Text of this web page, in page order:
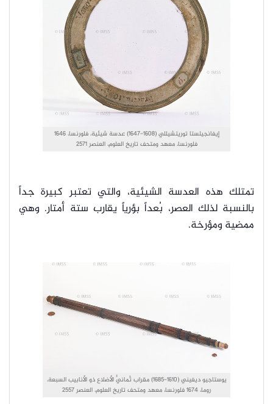
إيفانجيلستا توريتشيللي (1608-1647) عدسة شيئية، فلورنسا، 1646
فلورنسا، معهد ومتحف تاريخ العلوم، العنصر 2571
تمتلك هذه العدسة الشيئية، والتي تعتبر كبيرة جداً
بالنسبة لذلك العصر، بُعداً بؤرياً يقارب ستة أمتار. وهي
ممضية ومؤرخة.
يوستاجيو ديفيني (1610-1685) مقراب ثُمانيٌّ الأضلاع ذو الأنابيب السبعة،
روما، 1674 فلورنسا، معهد ومتحف تاريخ العلوم، العنصر 2557